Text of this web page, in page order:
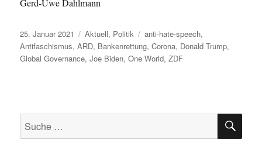
Gerd-Uwe Dahlmann
Veröffentlicht
am
25. Januar 2021 Kategorien
Aktuell, Politik Schlagwörter
anti-hate-speech,
Antifaschismus,ARD, Bankenrettung,Corona, Donald Trump,
Global Governance,Joe Biden,One World,ZDF
Suche
nach: